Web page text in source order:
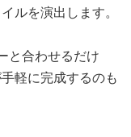
ルを演出します。
と合わせるだけ
軽に完成するのも